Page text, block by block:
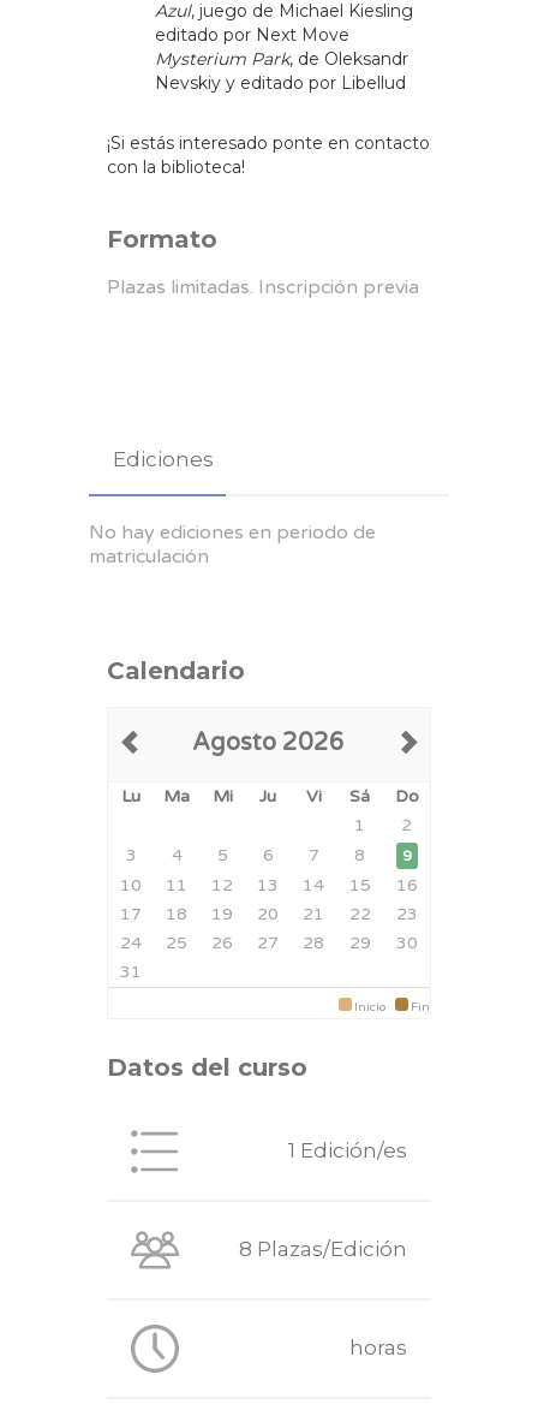
Azul, juego de Michael Kiesling
editado por Next Move
Mysterium Park, de Oleksandr
Nevskiy y editado por Libellud
¡Si estás interesado ponte en contacto
con la biblioteca!
Formato
Plazas limitadas. Inscripción previa
Ediciones
No hay ediciones en periodo de
matriculación
Calendario
Agosto 2026
Lu Ma Mi Ju Vi Sá
Do
1
2
3
4 5 6 7 8 9
10 11 12 13 14 15
16
17
18 19 20 21 22
23
24
25 26 27 28 29
30
31
Inicio Fin
Datos del curso
1 Edición/es
8 Plazas/Edición
horas